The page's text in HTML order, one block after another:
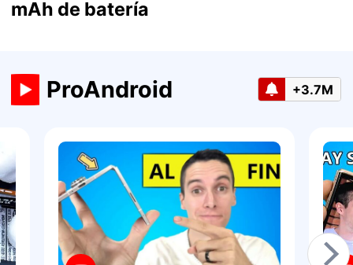
mAh de batería
ProAndroid +3.7M